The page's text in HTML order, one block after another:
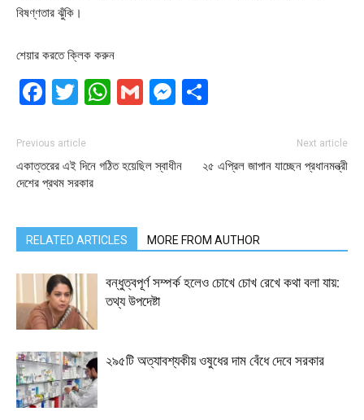
বিষণ্ণতার ঝুঁকি।
শেয়ার করতে ক্লিক করুন
Facebook
Twitter
WhatsApp
GmailMessenger
Previous article
একাত্তরের এই দিনে গঠিত হয়েছিল স্বাধীন
দেশের প্রথম সরকার
Next article
২৫ এপ্রিল জাপান যাচ্ছেন প্রধানমন্ত্রী
RELATED ARTICLES MORE FROM AUTHOR
বন্ধুত্বপূর্ণ সম্পর্ক হলেও চোখে চোখ রেখে কথা বলা যায়:
তথ্য উপদেষ্টা
২৯৫টি অত্যাবশ্যকীয় ওষুধের দাম বেঁধে দেবে সরকার